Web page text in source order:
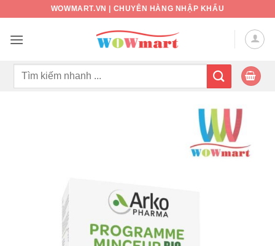
nội
WOWMART.VN | CHUYÊN HÀNG NHẬP KHẨU
Tìm